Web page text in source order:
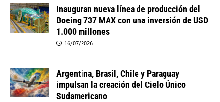
Inauguran nueva línea de producción del
Boeing 737 MAX con una inversión de USD
1.000 millones
16/07/2026
Argentina, Brasil, Chile y Paraguay
impulsan la creación del Cielo Único
Sudamericano